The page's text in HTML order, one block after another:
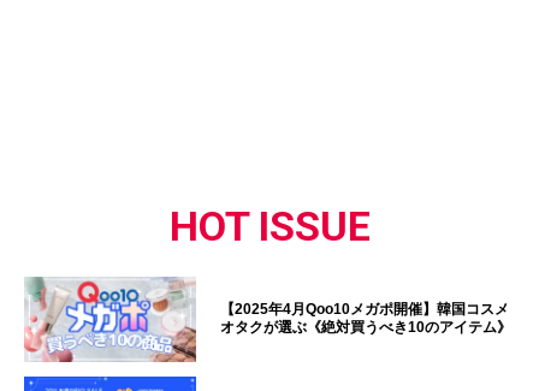
HOT ISSUE
【2025年4月Qoo10メガポ開催】韓国コスメ
オタクが選ぶ《絶対買うべき10のアイテム》